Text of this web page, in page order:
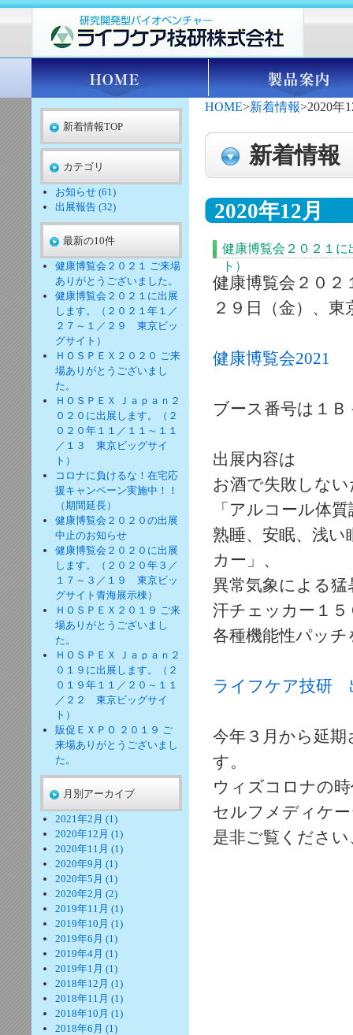
HOME>新着情報>2020年
新着情報
2020年12月
健康博覧会２０２１
ト）
健康博覧会２０２
２９日（金）、
健康博覧会2021
ブース番号は１
出展内容は
お酒で失敗しな
「アルコール体
熟睡、安眠、浅
カー」、
異常気象による
汗チェッカー１５
各種機能性パッ
ライフケア技研
今年３月から延
す。
ウィズコロナの
セルフメディケ
是非ご覧くださ
新着情報TOP
カテゴリ
お知らせ (61)
出展報告 (32)
最新の10件
健康博覧会２０２１ ご来場
ありがとうございました。
健康博覧会２０２１に出展
します。（２０２１年１／
２７～１／２９ 東京ビッ
グサイト）
ＨＯＳＰＥＸ２０２０ ご来
場ありがとうございまし
た。
ＨＯＳＰＥＸ Ｊａｐａｎ２
０２０に出展します。（２
０２０年１１／１１～１１
／１３ 東京ビッグサイ
ト）
コロナに負けるな！在宅応
援キャンペーン実施中！！
（期間延長）
健康博覧会２０２０の出展
中止のお知らせ
健康博覧会２０２０に出展
します。（２０２０年３／
１７～３／１９ 東京ビッ
グサイト青海展示棟）
ＨＯＳＰＥＸ２０１９ ご来
場ありがとうございまし
た。
ＨＯＳＰＥＸ Ｊａｐａｎ２
０１９に出展します。（２
０１９年１１／２０～１１
／２２ 東京ビッグサイ
ト）
販促ＥＸＰＯ ２０１９ ご
来場ありがとうございまし
た。
月別アーカイブ
2021年2月 (1)
2020年12月 (1)
2020年11月 (1)
2020年9月 (1)
2020年5月 (1)
2020年2月 (2)
2019年11月 (1)
2019年10月 (1)
2019年6月 (1)
2019年4月 (1)
2019年1月 (1)
2018年12月 (1)
2018年11月 (1)
2018年10月 (1)
2018年6月 (1)